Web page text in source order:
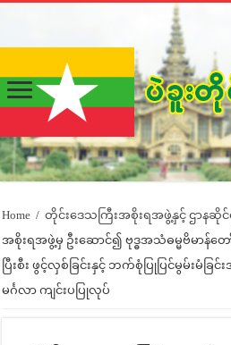
Home / တိုင်းဒေသကြီးအစိုးရအဖွဲ့နှင့် ဌာနဆိုင်ရ
အစိုးရအဖွဲ့မှ ဦးဆောင်၍ ဗုဒ္ဓအသံဓမ္မဗိမာန်
ပြီးစီး ဖွင့်လှစ်ခြင်းနှင့် ဘက်စုံပြုပြင်မွမ်းမံ
မင်္ဂလာ ကျင်းပပြုလုပ်